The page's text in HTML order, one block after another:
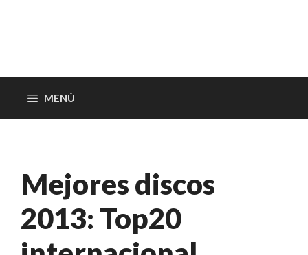
MENÚ
Mejores discos
2013: Top20